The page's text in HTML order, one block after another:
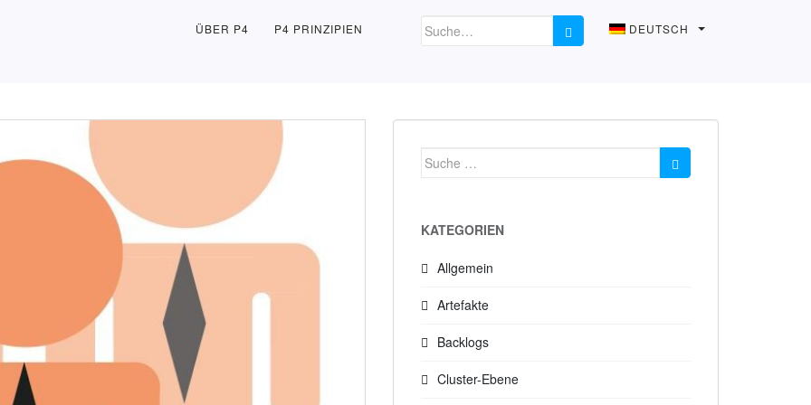
ÜBER P4 P4 PRINZIPIEN DEUTSCH
Suche
KATEGORIEN
Allgemein
Artefakte
Backlogs
Cluster-Ebene